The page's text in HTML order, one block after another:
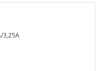
3,25A